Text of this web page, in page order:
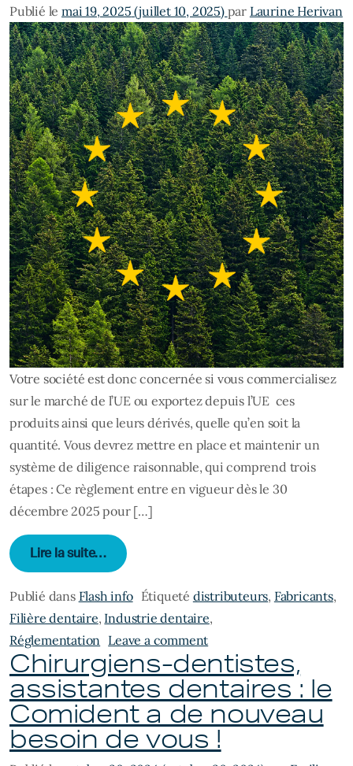
Publié le mai 19, 2025 (juillet 10, 2025) par Laurine Herivan
Votre société est donc concernée si vous commercialisez
sur le marché de l’UE ou exportez depuis l’UE ces
produits ainsi que leurs dérivés, quelle qu’en soit la
quantité. Vous devrez mettre en place et maintenir un
système de diligence raisonnable, qui comprend trois
étapes : Ce règlement entre en vigueur dès le 30
décembre 2025 pour […]
Lire la suite…from Règlement 2023/1115 Contre la
Publié dans Flash info Étiqueté distributeurs, Fabricants,
Filière dentaire, Industrie dentaire,
Réglementation Leave a commenton Règlement 2023/
Chirurgiens-dentistes,
assistantes dentaires : le
Comident a de nouveau
besoin de vous !